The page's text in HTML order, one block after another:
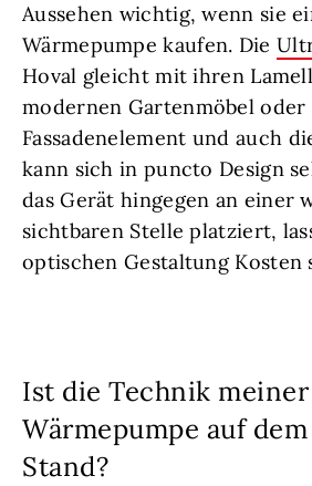
Aussehen wichtig, wenn sie
Wärmepumpe kaufen. Die
Hoval gleicht mit ihren
modernen Gartenmöbel oder
Fassadenelement und auch
kann sich in puncto Design
das Gerät hingegen an einer
sichtbaren Stelle platziert,
optischen Gestaltung Kosten
Ist die Technik meiner
Wärmepumpe auf
Stand?